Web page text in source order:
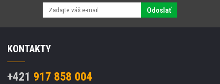
Odoslať
KONTAKTY
+421 917 858 004